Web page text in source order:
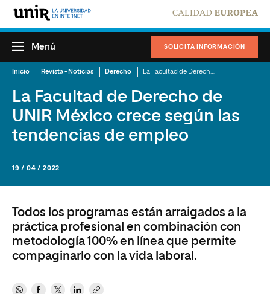
SOLICITA INFORMACIÓN
Menú
Inicio Revista - Noticias Derecho
La Facultad de Derecho de
UNIR México crece según las
tendencias de empleo
19 / 04 / 2022
Todos los programas están arraigados a la
práctica profesional en combinación con
metodología 100% en línea que permite
compaginarlo con la vida laboral.